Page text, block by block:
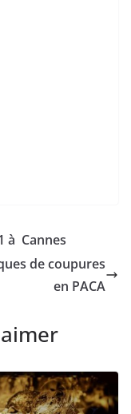
à Cannes
de coupures
en PACA